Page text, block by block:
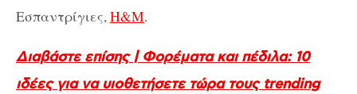
Εσπαντρίγιες,Η&Μ.
Διαβάστε επίσης | Φορέματα και πέδιλα: 10
ιδέες για να υιοθετήσετε τώρα τους trending